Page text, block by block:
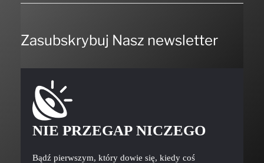
NIE PRZEGAP NICZEGO
Bądź pierwszym, który dowie się, kiedy coś
ciekawego będziemy mieli do zaoferowania.